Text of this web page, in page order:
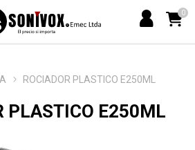
0
ROCIADOR PLASTICO E250ML
PLASTICO E250ML